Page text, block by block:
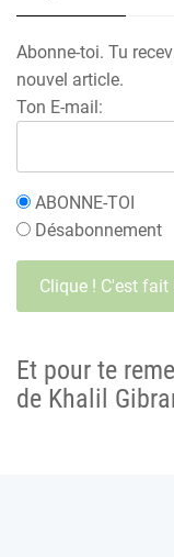
Abonne-toi. Tu
nouvel article.
Ton E-mail:
ABONNE-TOI
Désabonnement
Et pour te
de Khalil